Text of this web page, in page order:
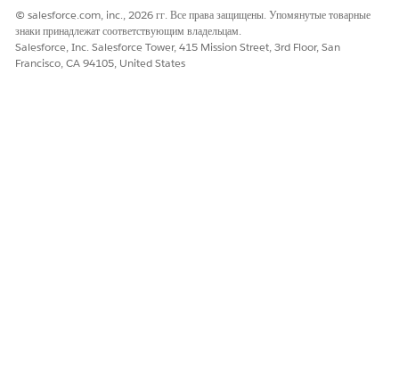
© salesforce.com, inc., 2026 гг. Все права защищены. Упомянутые товарные
знаки принадлежат соответствующим владельцам.
Salesforce, Inc. Salesforce Tower, 415 Mission Street, 3rd Floor, San
Francisco, CA 94105, United States